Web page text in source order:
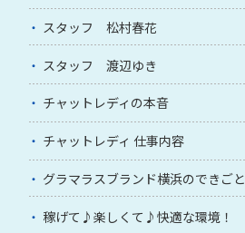
スタッフ 松村春花
スタッフ 渡辺ゆき
チャットレディの本音
チャットレディ 仕事内容
グラマラスブランド横浜のできごと
稼げて♪楽しくて♪快適な環境！